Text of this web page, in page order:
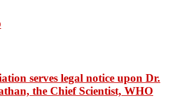
serves legal notice upon Dr.
the Chief Scientist, WHO